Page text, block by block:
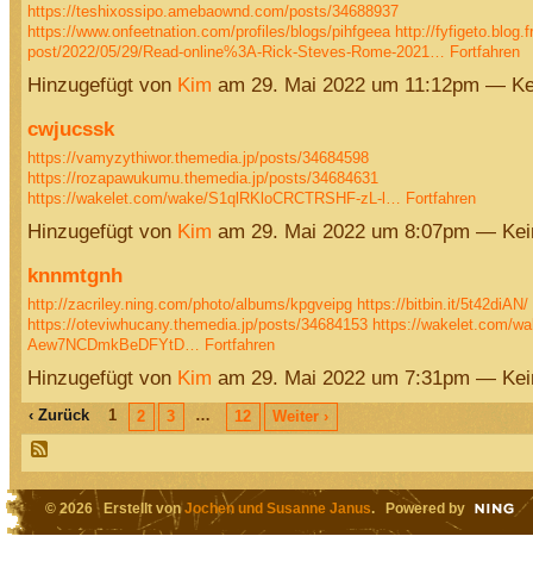
https://teshixossipo.amebaownd.com/posts/34688937
https://www.onfeetnation.com/profiles/blogs/pihfgeea http://
post/2022/05/29/Read-online%3A-Rick-Steves-Rome-2021…
Fortfahren
Hinzugefügt von Kim am 29. Mai 2022 um 11:12pm —
cwjucssk
https://vamyzythiwor.themedia.jp/posts/34684598
https://rozapawukumu.themedia.jp/posts/34684631
https://wakelet.com/wake/S1qlRKloCRCTRSHF-zL-l…
Fortfahren
Hinzugefügt von Kim am 29. Mai 2022 um 8:07pm —
knnmtgnh
http://zacriley.ning.com/photo/albums/kpgveipg https://bitbin.it/5t42diAN/
https://oteviwhucany.themedia.jp/posts/34684153 https://wakelet.com/
Aew7NCDmkBeDFYtD…
Fortfahren
Hinzugefügt von Kim am 29. Mai 2022 um 7:31pm —
‹ Zurück 1 2 3 … 12 Weiter ›
© 2026 Erstellt vonJochen und Susanne Janus. Powered by